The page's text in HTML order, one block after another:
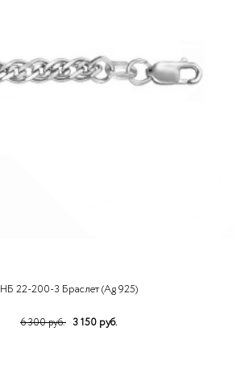
НБ 22-200-3 Браслет (Ag 925)
6 300 руб. 3 150 руб.